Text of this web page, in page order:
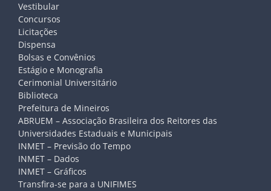
Vestibular
Concursos
Licitações
Dispensa
Bolsas e Convênios
Estágio e Monografia
Cerimonial Universitário
Biblioteca
Prefeitura de Mineiros
ABRUEM – Associação Brasileira dos Reitores das
Universidades Estaduais e Municipais
INMET – Previsão do Tempo
INMET – Dados
INMET – Gráficos
Transfira-se para a UNIFIMES